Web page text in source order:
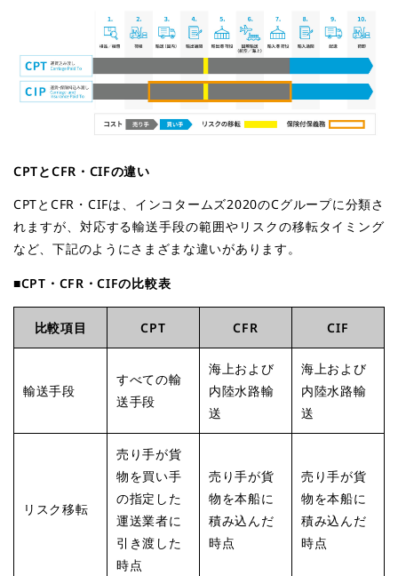
CPTとCFR・CIFの違い
CPTとCFR・CIFは、インコタームズ2020のCグループに分類さ
れますが、対応する輸送手段の範囲やリスクの移転タイミング
など、下記のようにさまざまな違いがあります。
■CPT・CFR・CIFの比較表
比較項目 CPT CFR CIF
輸送手段
すべての輸
送手段
海上および
内陸水路輸
送
海上および
内陸水路輸
送
リスク移転
売り手が貨
物を買い手
の指定した
運送業者に
引き渡した
時点
売り手が貨
物を本船に
積み込んだ
時点
売り手が貨
物を本船に
積み込んだ
時点